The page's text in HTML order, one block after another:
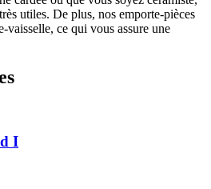
utiles. De plus, nos emporte-pièces
vaisselle, ce qui vous assure une
I